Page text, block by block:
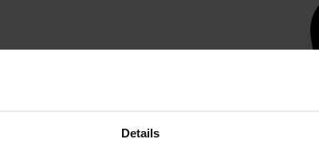
Details